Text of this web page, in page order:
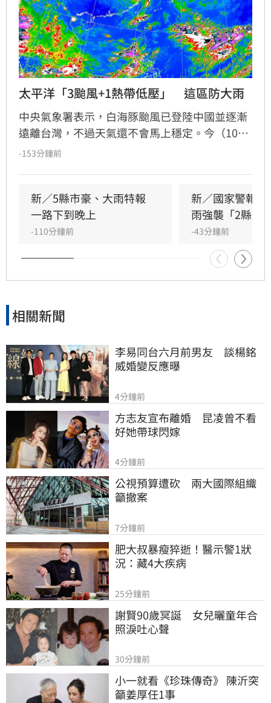
太平洋「3颱風+1熱帶低壓」　這區防大雨
中央氣象署表示，白海豚颱風已登陸中國並逐漸
遠離台灣，不過天氣還不會馬上穩定。今（10）
日台灣位於白海豚南側低壓帶及西南風影響的環
北及北部山區午後也可能出現較大雨勢。西南風
影響預計未來一週大致持續，週五起台灣更將處
於大低壓帶中，水氣再度增加。
-153分鐘前
新／5縣市豪、大雨特報
一路下到晚上
-110分鐘前
新／國家警報
雨強襲「2縣市
-43分鐘前
相關新聞
李易同台六月前男友　談楊銘
威婚變反應曝
4分鐘前
方志友宣布離婚　昆凌曾不看
好她帶球閃嫁
4分鐘前
公視預算遭砍　兩大國際組織
籲撤案
7分鐘前
肥大叔暴瘦猝逝！醫示警1狀
況：藏4大疾病
25分鐘前
謝賢90歲冥誕　女兒曬童年合
照淚吐心聲
30分鐘前
小一就看《珍珠傳奇》 陳沂突
籲姜厚任1事